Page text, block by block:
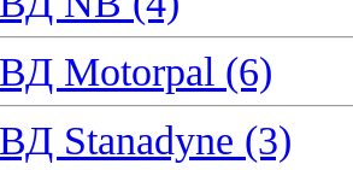
Motorpal (6)
Stanadyne (3)